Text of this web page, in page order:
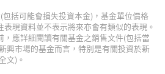
括可能會損失投資本金)，基金單位價格
現資料並不表示將來亦會有類似的表現。
應詳細閱讀有關基金之銷售文件(包括當
興市場的基金而言，特別是有關投資於新
文)。